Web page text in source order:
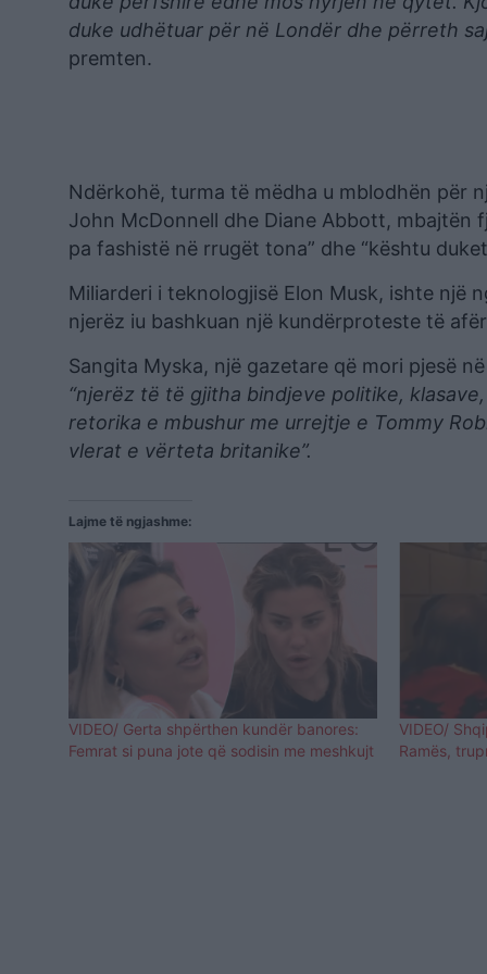
duke udhëtuar për në Londër dhe përreth
premten.
Ndërkohë, turma të mëdha u mblodhën për
John McDonnell dhe Diane Abbott, mbajtën
pa fashistë në rrugët tona” dhe “kështu
Miliarderi i teknologjisë Elon Musk, ishte një
njerëz iu bashkuan një kundërproteste të
Sangita Myska, një gazetare që mori pjesë
“njerëz të të gjitha bindjeve politike,
retorika e mbushur me urrejtje e Tommy
vlerat e vërteta britanike”.
Lajme të ngjashme:
VIDEO/ Gerta shpërthen kundër banores:
Femrat si puna jote që sodisin me meshkujt
VIDEO/
Ramës,